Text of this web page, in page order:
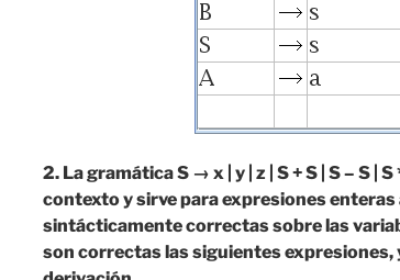
2. La gramática S → x | y | z | S + S | S – S |
contexto y sirve para expresiones enteras
sintácticamente correctas sobre las
son correctas las siguientes expresiones,